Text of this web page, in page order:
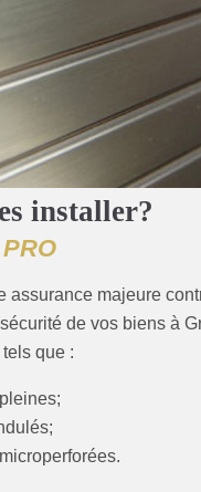
installer?
assurance majeure
de vos biens à
tels que :